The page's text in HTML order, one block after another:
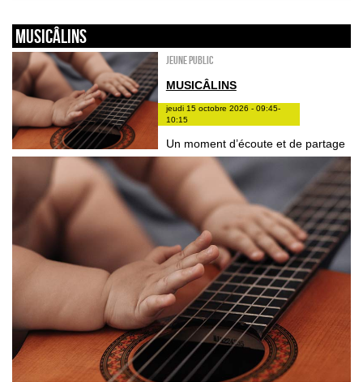
Musicâlins
Jeune public
MUSICÂLINS
jeudi 15 octobre 2026 - 09:45-
10:15
Un moment d’écoute et de partage